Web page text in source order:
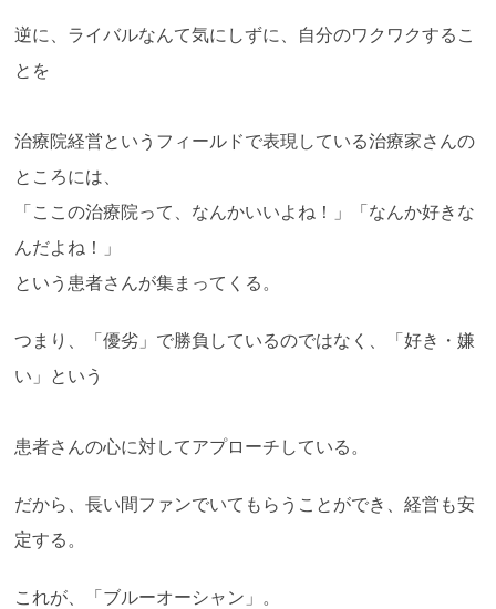
逆に、ライバルなんて気にしずに、自分のワクワクするこ
とを
治療院経営というフィールドで表現している治療家さんの
ところには、
「ここの治療院って、なんかいいよね！」「なんか好きな
んだよね！」
という患者さんが集まってくる。
つまり、「優劣」で勝負しているのではなく、「好き・嫌
い」という
患者さんの心に対してアプローチしている。
だから、長い間ファンでいてもらうことができ、経営も安
定する。
これが、「ブルーオーシャン」。